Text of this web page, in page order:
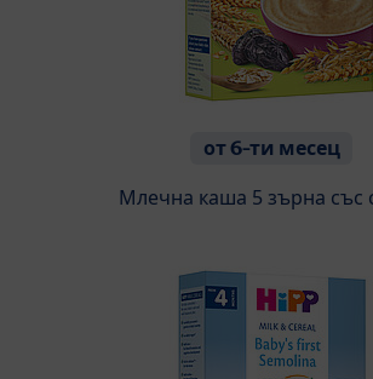
от 6-ти месец
Млечна каша 5 зърна със